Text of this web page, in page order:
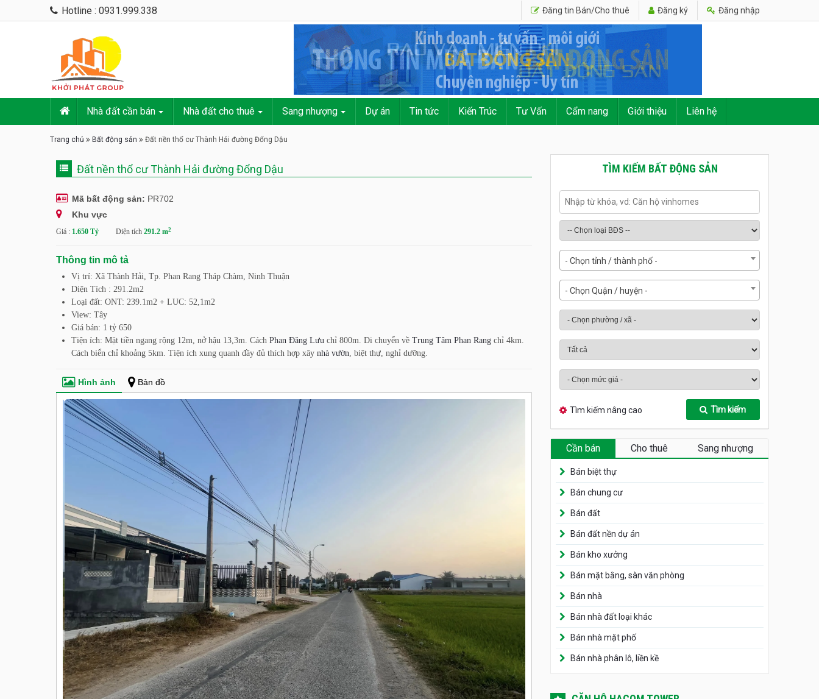
Hotline : 0931.999.338 Đăng tin Bán/Cho thuê Đăng ký Đăng nhập
Nhà đất cần bán Nhà đất cho thuê Sang nhượng Dự án Tin tức Kiến Trúc Tư Vấn Cẩm nang Giới thiệu Liên hệ
Trang chủ Bất động sản Đất nền thổ cư Thành Hải đường Đổng Dậu
Đất nền thổ cư Thành Hải đường Đổng Dậu
Mã bất động sản: PR702
Khu vực
Giá : 1.650 Tỷ Diện tích 291.2 m2
Thông tin mô tả
Vị trí: Xã Thành Hải, Tp. Phan Rang Tháp Chàm, Ninh Thuận
Diện Tích : 291.2m2
Loại đất: ONT: 239.1m2 + LUC: 52,1m2
View: Tây
Giá bán: 1 tỷ 650
Tiện ích: Mặt tiền ngang rộng 12m, nở hậu 13,3m. Cách Phan Đăng Lưu chỉ 800m. Di chuyển về Trung Tâm Phan Rang chỉ 4km.
Cách biển chỉ khoảng 5km. Tiện ích xung quanh đầy đủ thích hợp xây nhà vườn, biệt thự, nghỉ dưỡng.
Hình ảnh Bản đồ
TÌM KIẾM BẤT ĐỘNG SẢN
- Chọn tỉnh / thành phố -
- Chọn Quận / huyện -
Tìm kiếm nâng cao Tìm kiếm
Cần bán Cho thuê Sang nhượng
Bán biệt thự
Bán chung cư
Bán đất
Bán đất nền dự án
Bán kho xưởng
Bán mặt bằng, sàn văn phòng
Bán nhà
Bán nhà đất loại khác
Bán nhà mặt phố
Bán nhà phân lô, liền kề